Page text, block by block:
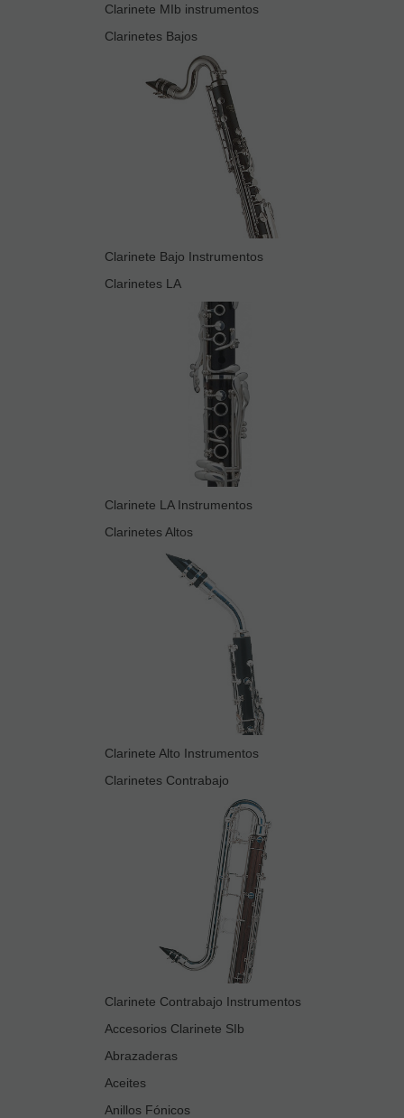
Clarinete MIb instrumentos
Clarinetes Bajos
Clarinete Bajo Instrumentos
Clarinetes LA
Clarinete LA Instrumentos
Clarinetes Altos
Clarinete Alto Instrumentos
Clarinetes Contrabajo
Clarinete Contrabajo Instrumentos
Accesorios Clarinete SIb
Abrazaderas
Aceites
Anillos Fónicos